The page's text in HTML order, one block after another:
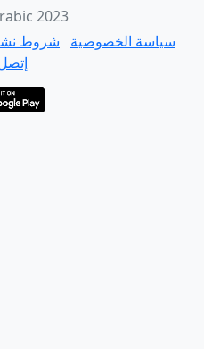
2023
سياسة الخصوصية
شروط